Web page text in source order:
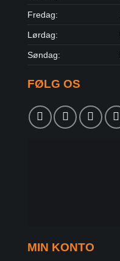
Fredag:
Lørdag:
Søndag:
FØLG OS
MIN KONTO